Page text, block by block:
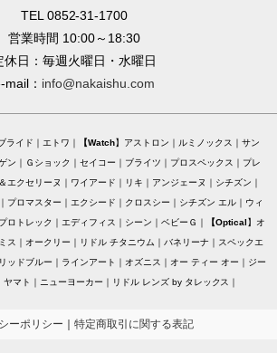
TEL 0852-31-1700
営業時間 10:00～18:30
休日：毎週火曜日・水曜日
mail： info@nakaishu.com
ライド エトワ Watch アストロン ルミノックス
サン
ン Ｇショック セイコー ブライツ プロスペックス
プレ
エクセリーヌ ワイアード リキ アンジェーヌ
シチズン
プロマスター エクシード クロスシー シチズン エル
ウィ
プロトレック エディフィス シーン ベビーＧ Optical
オ
ス オークリー リドル チタニウム バネリーナ
スペックエ
ッドブルー ラインアート オズニス オー ティー オー
ジー
ヤマト ニューヨーカー リドル レンズ by タレックス
ーポリシー 特定商取引に関する表記